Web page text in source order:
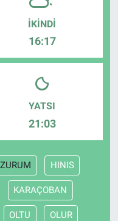
İKINDI
16:17
YATSI
21:03
HINIS
KARAÇOBAN
OLTU OLUR